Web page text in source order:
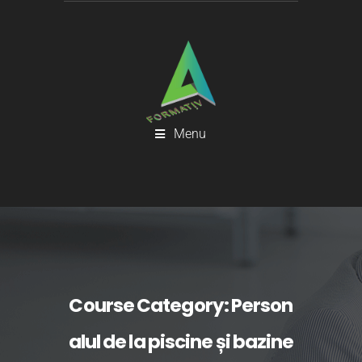
Menu
Course Category:Person
alul de la piscine și bazine